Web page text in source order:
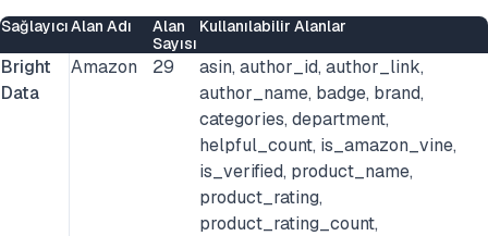
SağlayıcıAlan Adı
Alan
Sayısı
Kullanılabilir Alanlar
Bright
Data
Amazon 29
asin, author_id, author_link,
author_name, badge, brand,
categories, department,
helpful_count, is_amazon_vine,
is_verified, product_name,
product_rating,
product_rating_count,